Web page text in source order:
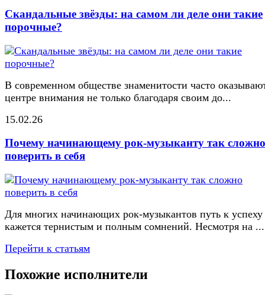
Скандальные звёзды: на самом ли деле они такие
порочные?
В современном обществе знаменитости часто
центре внимания не только благодаря своим до...
15.02.26
Почему начинающему рок-музыканту так сложно
поверить в себя
Для многих начинающих рок-музыкантов путь к успеху
кажется тернистым и полным сомнений. Несмотря на ...
Перейти к статьям
Похожие исполнители